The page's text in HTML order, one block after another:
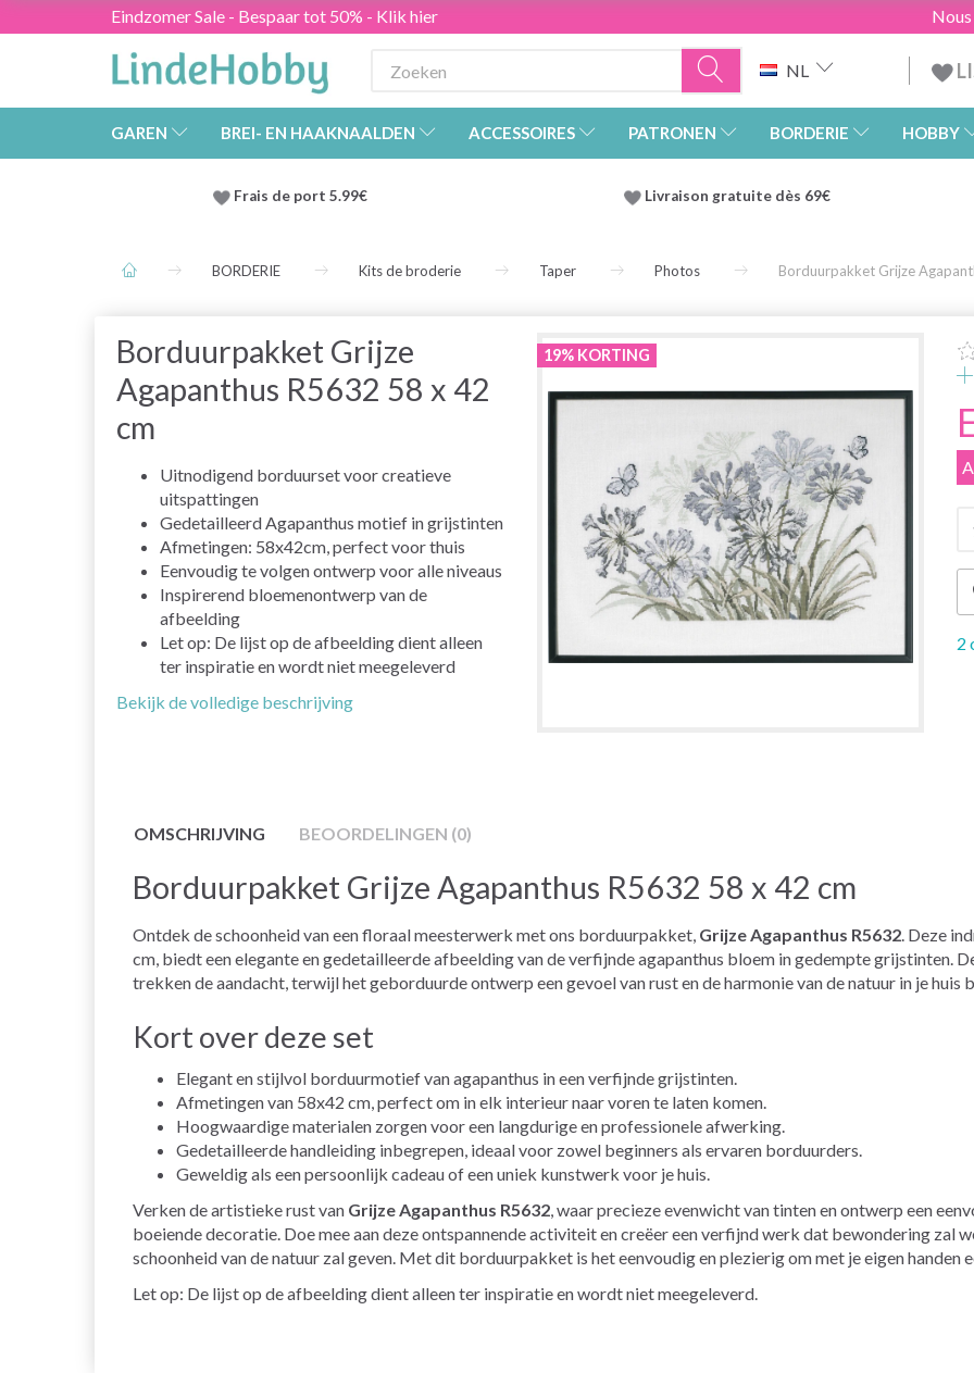
Eindzomer Sale - Bespaar tot 50% - Klik hier
NL
GAREN BREI- EN HAAKNAALDEN ACCESSOIRES PATRONEN BORDERIE HOBBY
Frais de port 5.99€ Livraison gratuite dès 69€
BORDERIE Kits de broderie Taper Photos Borduurpakket Grijze
Borduurpakket Grijze
Agapanthus R5632 58 x 42
cm
Uitnodigend borduurset voor creatieve
uitspattingen
Gedetailleerd Agapanthus motief in grijstinten
Afmetingen: 58x42cm, perfect voor thuis
Eenvoudig te volgen ontwerp voor alle niveaus
Inspirerend bloemenontwerp van de
afbeelding
Let op: De lijst op de afbeelding dient alleen
ter inspiratie en wordt niet meegeleverd
Bekijk de volledige beschrijving
19% KORTING
2
OMSCHRIJVING BEOORDELINGEN (0)
Borduurpakket Grijze Agapanthus R5632 58 x 42 cm
Ontdek de schoonheid van een floraal meesterwerk met ons borduurpakket, Grijze Agapanthus R5632. Deze
cm, biedt een elegante en gedetailleerde afbeelding van de verfijnde agapanthus bloem in gedempte grijstinten.
trekken de aandacht, terwijl het geborduurde ontwerp een gevoel van rust en de harmonie van de natuur in je huis
Kort over deze set
Elegant en stijlvol borduurmotief van agapanthus in een verfijnde grijstinten.
Afmetingen van 58x42 cm, perfect om in elk interieur naar voren te laten komen.
Hoogwaardige materialen zorgen voor een langdurige en professionele afwerking.
Gedetailleerde handleiding inbegrepen, ideaal voor zowel beginners als ervaren borduurders.
Geweldig als een persoonlijk cadeau of een uniek kunstwerk voor je huis.
Verken de artistieke rust van Grijze Agapanthus R5632, waar precieze evenwicht van tinten en ontwerp een
boeiende decoratie. Doe mee aan deze ontspannende activiteit en creëer een verfijnd werk dat bewondering zal
schoonheid van de natuur zal geven. Met dit borduurpakket is het eenvoudig en plezierig om met je eigen handen
Let op: De lijst op de afbeelding dient alleen ter inspiratie en wordt niet meegeleverd.